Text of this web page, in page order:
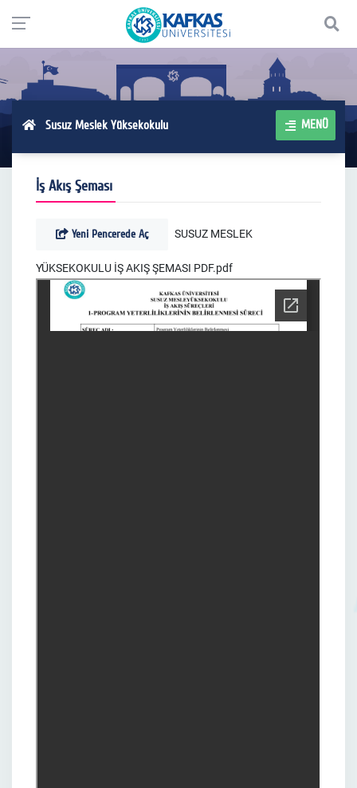
Susuz Meslek Yüksekokulu MENÜ
İş Akış Şeması
Yeni Pencerede Aç SUSUZ MESLEK
YÜKSEKOKULU İŞ AKIŞ ŞEMASI PDF.pdf